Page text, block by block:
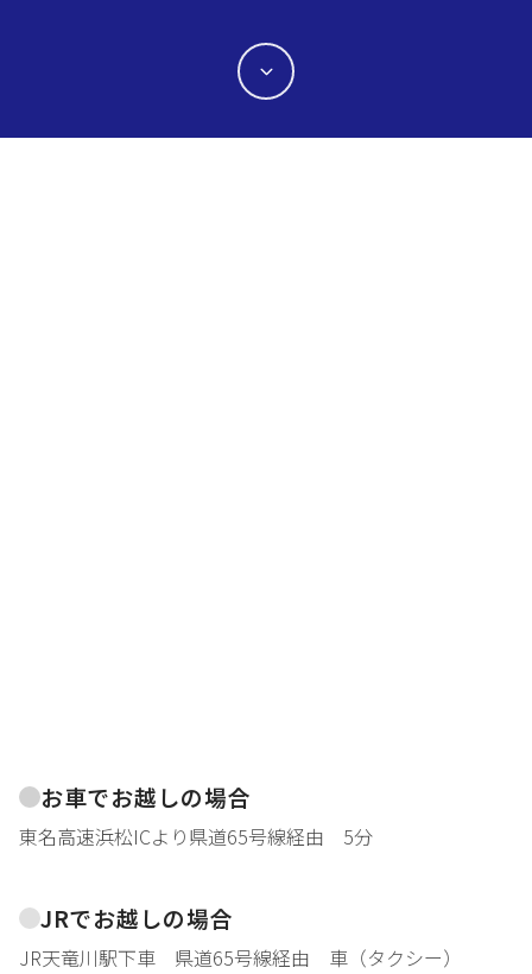
お車でお越しの場合
東名高速浜松ICより県道65号線経由 5分
JRでお越しの場合
JR天竜川駅下車 県道65号線経由 車（タクシー）